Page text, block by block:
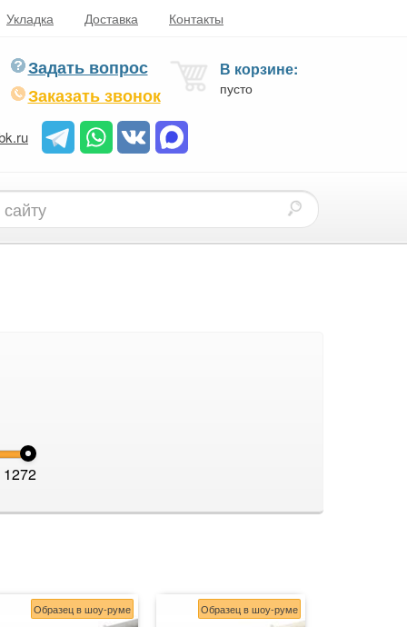
Укладка Доставка Контакты
Задать вопрос
Заказать звонок
В корзине:
пусто
1272
Образец в шоу-руме Образец в шоу-руме